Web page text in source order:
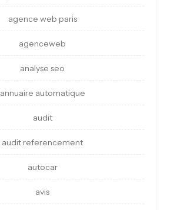
agence web paris
agenceweb
analyse seo
annuaire automatique
audit
audit referencement
autocar
avis